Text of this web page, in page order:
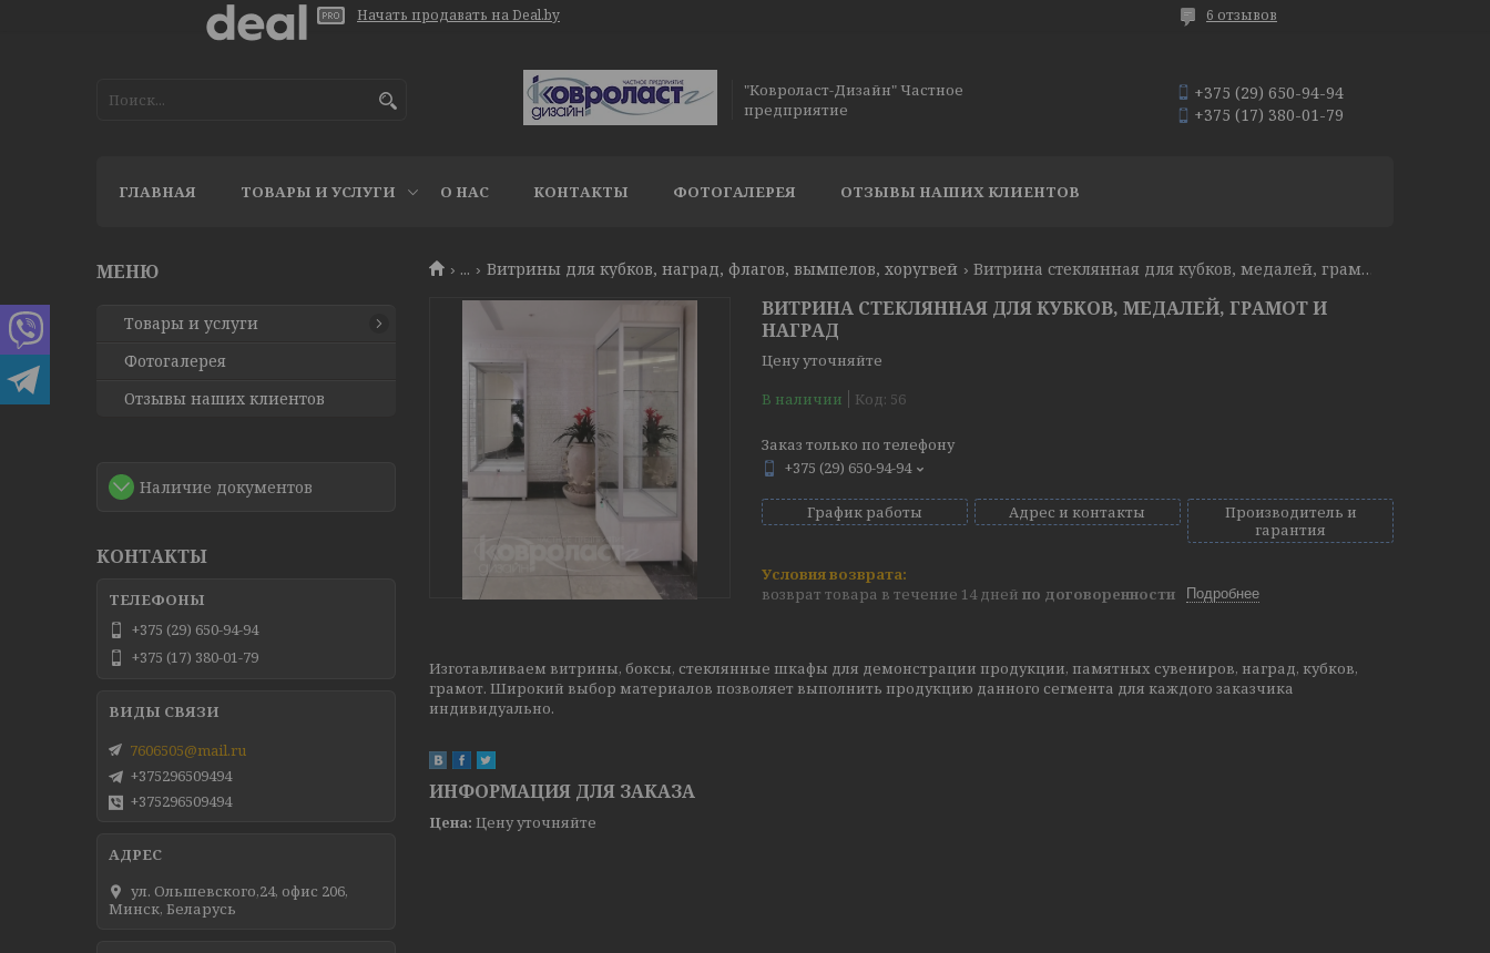
Начать продавать на Deal.by 6 отзывов
"Ковроласт-Дизайн" Частное
предприятие
+375 (29) 650-94-94
+375 (17) 380-01-79
ГЛАВНАЯ ТОВАРЫ И УСЛУГИ О НАС КОНТАКТЫ ФОТОГАЛЕРЕЯ ОТЗЫВЫ НАШИХ КЛИЕНТОВ
... Витрины для кубков, наград, флагов, вымпелов, хоругвей Витрина стеклянная для кубков, медалей, грамот и наград
ВИТРИНА СТЕКЛЯННАЯ ДЛЯ КУБКОВ, МЕДАЛЕЙ, ГРАМОТ И
НАГРАД
Цену уточняйте
В наличии
Код: 56
Заказ только по телефону
+375 (29) 650-94-94
График работы Адрес и контакты
Производитель и
гарантия
возврат товара в течение 14 дней по договоренности Подробнее
Изготавливаем витрины, боксы, стеклянные шкафы для демонстрации продукции, памятных сувениров, наград, кубков,
грамот. Широкий выбор материалов позволяет выполнить продукцию данного сегмента для каждого заказчика
индивидуально.
ИНФОРМАЦИЯ ДЛЯ ЗАКАЗА
Цена: Цену уточняйте
Товары и услуги
Фотогалерея
Отзывы наших клиентов
Наличие документов
КОНТАКТЫ
+375 (29) 650-94-94
+375 (17) 380-01-79
7606505@mail.ru
+375296509494
+375296509494
ул. Ольшевского,24, офис 206,
Минск, Беларусь